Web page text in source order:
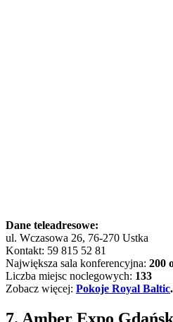
Dane teleadresowe:
ul. Wczasowa 26, 76-270 Ustka
Kontakt: 59 815 52 81
Największa sala konferencyjna: 200
Liczba miejsc noclegowych: 133
Zobacz więcej: Pokoje Royal Baltic.
7. Amber Expo Gdańsk